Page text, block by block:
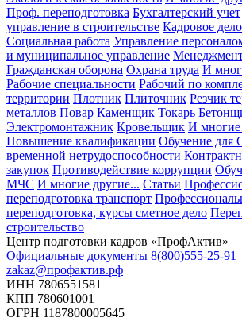
Проф. переподготовка Бухгалтерский учет
управление в строительстве Кадровое
Социальная работа Управление
и муниципальное управление
Гражданская оборона Охрана труда И
Рабочие специальности Рабочий по
территории Плотник Плиточник Резчик
металлов Повар Каменщик Токарь
Электромонтажник Кровельщик И многие
Повышение квалификации Обучение для
временной нетрудоспособности
закупок Противодействие коррупции
МЧС И многие другие... Статьи
переподготовка транспорт
переподготовка, курсы сметное дело
строительство
Центр подготовки кадров «ПрофАктив»
Официальные документы 8(800)555-25-91
zakaz@профактив.рф
ИНН 7806551581
КПП 780601001
ОГРН 1187800005645